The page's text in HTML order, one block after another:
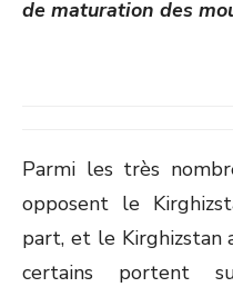
de maturation des
Parmi les très
opposent le
part, et le Kirghizstan
certains portent